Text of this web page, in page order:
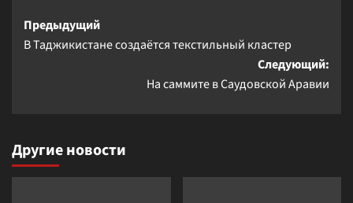
Навигация
записи
Предыдущий
В Таджикистане создаётся текстильный кластер
Следующий:
На саммите в Саудовской Аравии
Другие новости